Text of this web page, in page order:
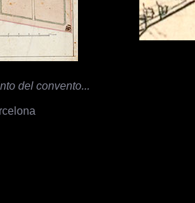
del convento...